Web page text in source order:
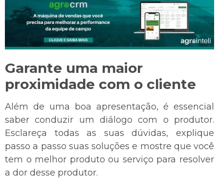
Garante uma maior
proximidade com o cliente
Além de uma boa apresentação, é essencial
saber conduzir um diálogo com o produtor.
Esclareça todas as suas dúvidas, explique
passo a passo suas soluções e mostre que você
tem o melhor produto ou serviço para resolver
a dor desse produtor.